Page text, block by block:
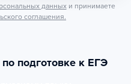
данных и принимаете
соглашения.
подготовке к ЕГЭ